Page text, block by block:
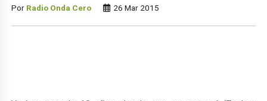
Por Radio Onda Cero 26 Mar 2015